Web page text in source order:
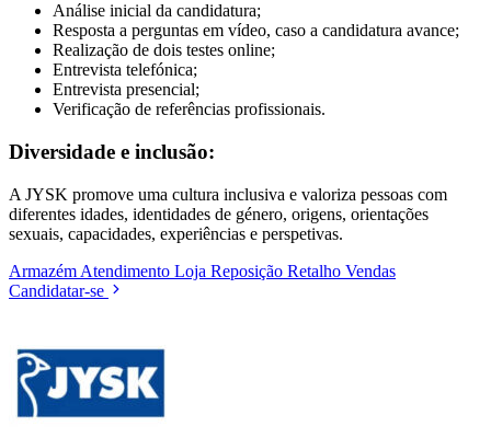
Análise inicial da candidatura;
Resposta a perguntas em vídeo, caso a candidatura avance;
Realização de dois testes online;
Entrevista telefónica;
Entrevista presencial;
Verificação de referências profissionais.
Diversidade e inclusão:
A JYSK promove uma cultura inclusiva e valoriza pessoas com
diferentes idades, identidades de género, origens, orientações
sexuais, capacidades, experiências e perspetivas.
Armazém Atendimento Loja Reposição Retalho Vendas
Candidatar-se